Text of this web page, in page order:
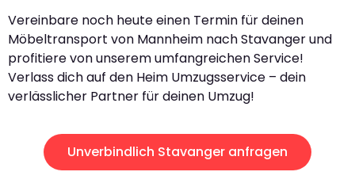
Vereinbare noch heute einen Termin für deinen
Möbeltransport von Mannheim nach Stavanger und
profitiere von unserem umfangreichen Service!
Verlass dich auf den Heim Umzugsservice – dein
verlässlicher Partner für deinen Umzug!
Unverbindlich Stavanger anfragen